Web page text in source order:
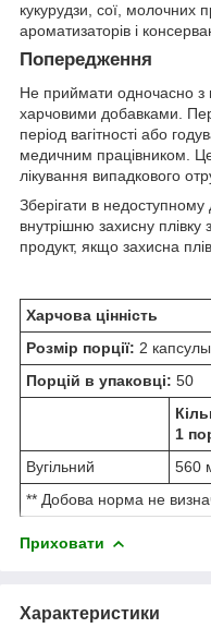
кукурудзи, сої, молочних
ароматизаторів і
Попередження
Не приймати одночасно
харчовими добавками.
період вагітності або
медичним працівником.
лікування випадкового
Зберігати в
внутрішню захисну
продукт, якщо захисна
Харчова цінність
Розмір порції: 2 капсулы
Порцій в упаковці: 50
1
Вугільний
560
** Добова норма не
Приховати
Характеристики